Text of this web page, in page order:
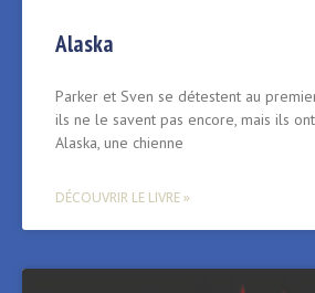
Alaska
Parker et Sven se détestent au
ils ne le savent pas encore, mais ils
Alaska, une chienne
DÉCOUVRIR LE LIVRE »